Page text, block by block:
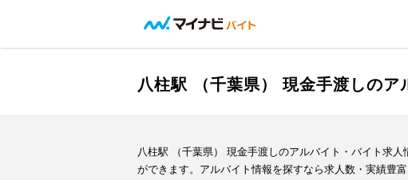
八柱駅 （千葉県） 現金手渡しの
八柱駅 （千葉県） 現金手渡しのアルバイト・バイト求
ができます。アルバイト情報を探すなら求人数・実績豊